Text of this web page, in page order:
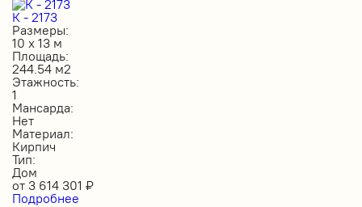
К - 2173
Размеры:
10 х 13 м
Площадь:
244.54 м2
Этажность:
1
Мансарда:
Нет
Материал:
Кирпич
Тип:
Дом
от 3 614 301 ₽
Подробнее